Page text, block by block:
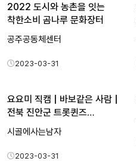
2022 도시와 농촌을 잇는
착한소비 곰나루 문화장터
공주공동체센터
2023-03-31
요요미 직캠 | 바보같은 사람 |
전북 진안군 트롯퀸즈…
시골에사는남자
2023-03-31